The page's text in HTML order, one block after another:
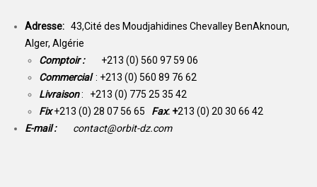
Adresse: 43,Cité des Moudjahidines Chevalley BenAknoun,
Alger, Algérie
Comptoir : +213 (0) 560 97 59 06
Commercial : +213 (0) 560 89 76 62
Livraison: +213 (0) 775 25 35 42
Fix +213 (0) 28 07 56 65 Fax: +213 (0) 20 30 66 42
E-mail :
contact@orbit-dz.com